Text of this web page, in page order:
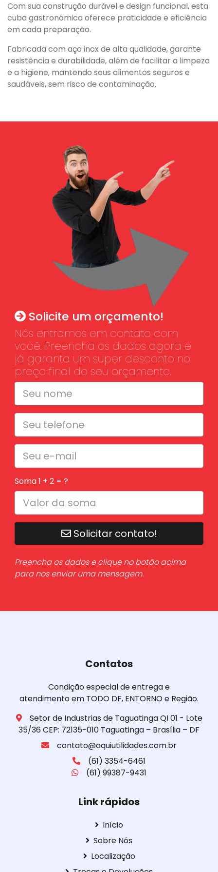
Com sua construção durável e design funcional, esta
cuba gastronômica oferece praticidade e eficiência
em cada preparação.
Fabricada com aço inox de alta qualidade, garante
resistência e durabilidade, além de facilitar a limpeza
e a higiene, mantendo seus alimentos seguros e
saudáveis, sem risco de contaminação.
Solicite um orçamento!
Nós entramos em contato com
você. Preencha os dados agora e
já garanta um super desconto no
preço final do seu orçamento.
Soma 1 + 2 = ?
Solicitar contato!
Preencha os dados e clique no botão acima
para nos enviar uma mensagem.
Contatos
Condição especial de entrega e
atendimento em TODO DF, ENTORNO e Região.
Setor de Industrias de Taguatinga QI 01 - Lote
35/36 CEP: 72135-010 Taguatinga – Brasília – DF
contato@aquiutilidades.com.br
(61) 3354-6461
(61) 99387-9431
Link rápidos
Início
Sobre Nós
Localização